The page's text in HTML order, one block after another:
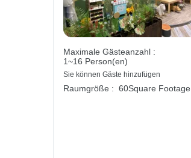
Maximale Gästeanzahl :
1~16 Person(en)
Sie können Gäste hinzufügen
Raumgröße : 60Square Footage